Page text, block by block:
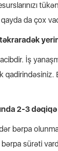
da çox
İş
2-3
bərpa
bərpa sürəti